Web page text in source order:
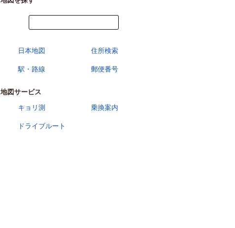
日本地図 住所検索
駅・路線 郵便番号
地図サービス
キョリ測
乗換案内
ドライブルート